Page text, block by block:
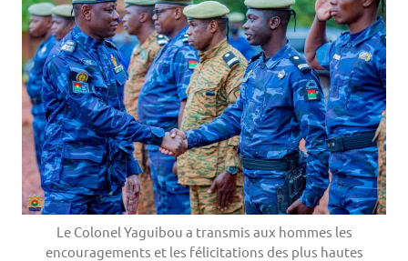
Le Colonel Yaguibou a transmis aux hommes les
encouragements et les félicitations des plus hautes